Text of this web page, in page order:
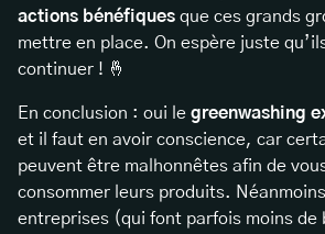
actions bénéfiques que ces grands
mettre en place. On espère juste
continuer ! 🤞
En conclusion : oui le greenwashing
et il faut en avoir conscience, car
peuvent être malhonnêtes afin de
consommer leurs produits.
entreprises (qui font parfois moins de